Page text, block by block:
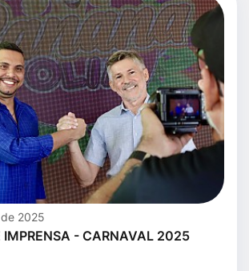
2025
IMPRENSA - CARNAVAL 2025